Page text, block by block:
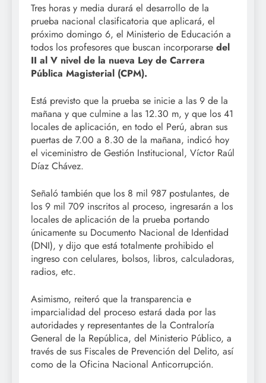
Tres horas y media durará el desarrollo de la
prueba nacional clasificatoria que aplicará, el
próximo domingo 6, el Ministerio de Educación a
todos los profesores que buscan incorporarse del
II al V nivel de la nueva Ley de Carrera
Pública Magisterial (CPM).
Está previsto que la prueba se inicie a las 9 de la
mañana y que culmine a las 12.30 m, y que los 41
locales de aplicación, en todo el Perú, abran sus
puertas de 7.00 a 8.30 de la mañana, indicó hoy
el viceministro de Gestión Institucional, Víctor Raúl
Díaz Chávez.
Señaló también que los 8 mil 987 postulantes, de
los 9 mil 709 inscritos al proceso, ingresarán a los
locales de aplicación de la prueba portando
únicamente su Documento Nacional de Identidad
(DNI), y dijo que está totalmente prohibido el
ingreso con celulares, bolsos, libros, calculadoras,
radios, etc.
Asimismo, reiteró que la transparencia e
imparcialidad del proceso estará dada por las
autoridades y representantes de la Contraloría
General de la República, del Ministerio Público, a
través de sus Fiscales de Prevención del Delito, así
como de la Oficina Nacional Anticorrupción.